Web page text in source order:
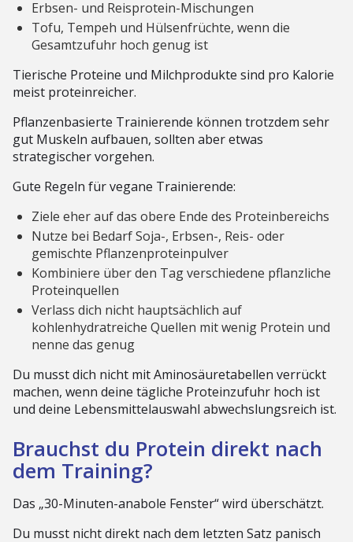
Erbsen- und Reisprotein-Mischungen
Tofu, Tempeh und Hülsenfrüchte, wenn die
Gesamtzufuhr hoch genug ist
Tierische Proteine und Milchprodukte sind pro Kalorie
meist proteinreicher.
Pflanzenbasierte Trainierende können trotzdem sehr
gut Muskeln aufbauen, sollten aber etwas
strategischer vorgehen.
Gute Regeln für vegane Trainierende:
Ziele eher auf das obere Ende des Proteinbereichs
Nutze bei Bedarf Soja-, Erbsen-, Reis- oder
gemischte Pflanzenproteinpulver
Kombiniere über den Tag verschiedene pflanzliche
Proteinquellen
Verlass dich nicht hauptsächlich auf
kohlenhydratreiche Quellen mit wenig Protein und
nenne das genug
Du musst dich nicht mit Aminosäuretabellen verrückt
machen, wenn deine tägliche Proteinzufuhr hoch ist
und deine Lebensmittelauswahl abwechslungsreich ist.
Brauchst du Protein direkt nach
dem Training?
Das „30-Minuten-anabole Fenster“ wird überschätzt.
Du musst nicht direkt nach dem letzten Satz panisch